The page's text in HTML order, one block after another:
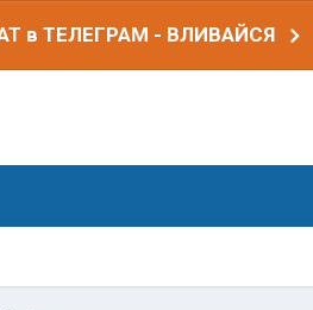
в ТЕЛЕГРАМ - ВЛИВАЙСЯ